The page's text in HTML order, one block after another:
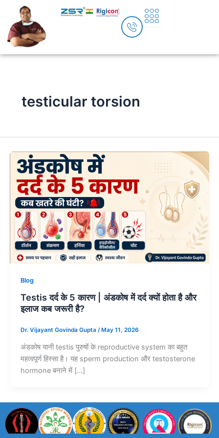
content
testicular torsion
Blog
Testis दर्द के 5 कारण | अंडकोष में दर्द क्यों होता है और
इलाज कब जरूरी है?
Dr. Vijayant Govinda Gupta /May 11, 2026
अंडकोष यानी testis पुरुषों के reproductive system का बहुत
महत्वपूर्ण हिस्सा है। यह sperm production और testosterone
hormone बनाने में […]